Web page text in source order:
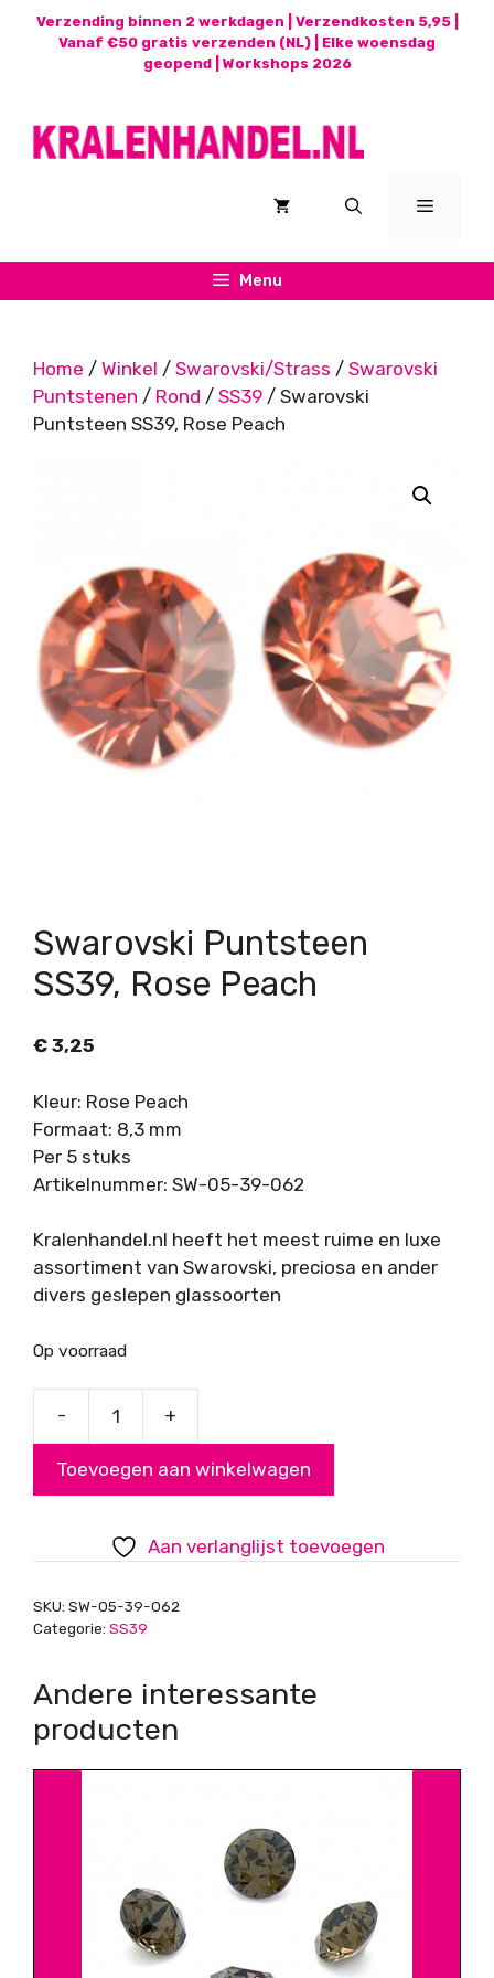
Verzending binnen 2 werkdagen | Verzendkosten 5,95 |
Vanaf €50 gratis verzenden (NL) | Elke woensdag
geopend | Workshops 2026
Menu
Menu
Home / Winkel / Swarovski/Strass / Swarovski
Puntstenen / Rond / SS39 / Swarovski
Puntsteen SS39, Rose Peach
Swarovski Puntsteen
SS39, Rose Peach
€ 3,25
Kleur: Rose Peach
Formaat: 8,3 mm
Per 5 stuks
Artikelnummer: SW-05-39-062
Kralenhandel.nl heeft het meest ruime en luxe
assortiment van Swarovski, preciosa en ander
divers geslepen glassoorten
Op voorraad
-
SS39,
Peach
aantal
+
Toevoegen aan winkelwagen
Aan verlanglijst toevoegen
SKU: SW-05-39-062
Categorie: SS39
Andere interessante
producten